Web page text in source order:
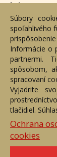
Adresa
Nižný
+421 905
+421 905
Hlavná
Akékoľvek
Súbory
spoľahlivého
Informácie o
partnermi.
spôsobom,
spracovaní
Vyjadrite
tlačidiel.
Ochrana
cookies